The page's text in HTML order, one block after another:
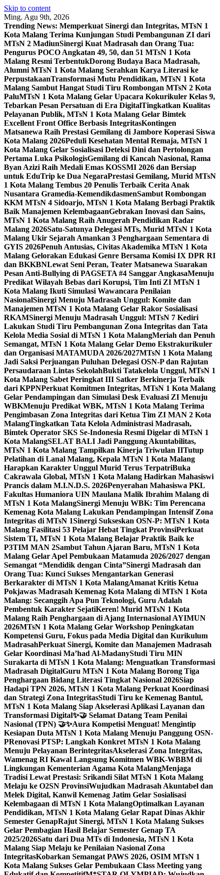
Skip to content
Ming. Agu 9th, 2026
Trending News: Memperkuat Sinergi dan Integritas, MTsN 1
Kota Malang Terima Kunjungan Studi Pembangunan ZI dari
MTsN 2 MadiunSinergi Kuat Madrasah dan Orang Tua:
Pengurus POCO Angkatan 49, 50, dan 51 MTsN 1 Kota
Malang Resmi TerbentukDorong Budaya Baca Madrasah,
Alumni MTsN 1 Kota Malang Serahkan Karya Literasi ke
PerpustakaanTransformasi Mutu Pendidikan, MTsN 1 Kota
Malang Sambut Hangat Studi Tiru Rombongan MTsN 2 Kota
PaluMTsN 1 Kota Malang Gelar Upacara Kokurikuler Kelas 9,
Tebarkan Pesan Persatuan di Era DigitalTingkatkan Kualitas
Pelayanan Publik, MTsN 1 Kota Malang Gelar Bimtek
Excellent Front Office Berbasis IntegritasKontingen
Matsanewa Raih Prestasi Gemilang di Jambore Koperasi Siswa
Kota Malang 2026Peduli Kesehatan Mental Remaja, MTsN 1
Kota Malang Gelar Sosialisasi Deteksi Dini dan Pertolongan
Pertama Luka PsikologisGemilang di Kancah Nasional, Rama
Byan Azizi Raih Medali Emas KOSSMI 2026 dan Bersiap
untuk EduTrip ke Dua NegaraPrestasi Gemilang, Murid MTsN
1 Kota Malang Tembus 20 Penulis Terbaik Cerita Anak
Nusantara Gramedia-KemendikdasmenSambut Rombongan
KKM MTsN 4 Sidoarjo, MTsN 1 Kota Malang Berbagi Praktik
Baik Manajemen KelembagaanGebrakan Inovasi dan Sains,
MTsN 1 Kota Malang Raih Anugerah Pendidikan Radar
Malang 2026Satu-Satunya Delegasi MTs, Murid MTsN 1 Kota
Malang Ukir Sejarah Amankan 3 Penghargaan Sementara di
GYIS 2026Penuh Antusias, Civitas Akademika MTsN 1 Kota
Malang Gelorakan Edukasi Genre Bersama Komisi IX DPR RI
dan BKKBNLewat Seni Peran, Teater Matsanewa Suarakan
Pesan Anti-Bullying di PAGSETA #4 Sanggar AngkasaMenuju
Predikat Wilayah Bebas dari Korupsi, Tim Inti ZI MTsN 1
Kota Malang Ikuti Simulasi Wawancara Penilaian
NasionalSinergi Menuju Madrasah Unggul: Komite dan
Manajemen MTsN 1 Kota Malang Gelar Rakor Sosialisasi
RKAMSinergi Menuju Madrasah Unggul: MTsN 7 Kediri
Lakukan Studi Tiru Pembangunan Zona Integritas dan Tata
Kelola Media Sosial di MTsN 1 Kota MalangMeriah dan Penuh
Semangat, MTsN 1 Kota Malang Gelar Demo Ekstrakurikuler
dan Organisasi MATAMUDA 2026/2027MTsN 1 Kota Malang
Jadi Saksi Perjuangan Puluhan Delegasi OSN-P dan Rajutan
Persaudaraan Lintas SekolahBukti Tatakelola Unggul, MTsN 1
Kota Malang Sabet Peringkat III Satker Berkinerja Terbaik
dari KPPNPerkuat Komitmen Integritas, MTsN 1 Kota Malang
Gelar Pendampingan dan Simulasi Desk Evaluasi ZI Menuju
WBKMenuju Predikat WBK, MTsN 1 Kota Malang Terima
Pengimbasan Zona Integritas dari Ketua Tim ZI MAN 2 Kota
MalangTingkatkan Tata Kelola Administrasi Madrasah,
Bimtek Operator SKS Se-Indonesia Resmi Digelar di MTsN 1
Kota MalangSELAT BALI Jadi Panggung Akuntabilitas,
MTsN 1 Kota Malang Tampilkan Kinerja Triwulan IITutup
Pelatihan di Lanal Malang, Kepala MTsN 1 Kota Malang
Harapkan Karakter Unggul Murid Terus TerpatriBuka
Cakrawala Global, MTsN 1 Kota Malang Hadirkan Mahasiswi
Prancis dalam M.I.N.D.S. 2026Penyerahan Mahasiswa PKL
Fakultas Humaniora UIN Maulana Malik Ibrahim Malang di
MTsN 1 Kota MalangSinergi Menuju WBK: Tim Perencana
Kemenag Kota Malang Lakukan Pendampingan Intensif Zona
Integritas di MTsN 1Sinergi Sukseskan OSN-P: MTsN 1 Kota
Malang Fasilitasi 53 Pelajar Hebat Tingkat ProvinsiPerkuat
Sistem TI, MTsN 1 Kota Malang Belajar Praktik Baik ke
P3TIM MAN 2Sambut Tahun Ajaran Baru, MTsN 1 Kota
Malang Gelar Apel Pembukaan Matamuda 2026/2027 dengan
Semangat “Mendidik dengan Cinta”Sinergi Madrasah dan
Orang Tua: Kunci Sukses Mengantarkan Generasi
Berkarakter di MTsN 1 Kota MalangAmanat Kritis Ketua
Pokjawas Madrasah Kemenag Kota Malang di MTsN 1 Kota
Malang: Secanggih Apa Pun Teknologi, Guru Adalah
Pembentuk Karakter SejatiKeren! Murid MTsN 1 Kota
Malang Raih Penghargaan di Ajang Internasional AYIMUN
2026MTsN 1 Kota Malang Gelar Workshop Peningkatan
Kompetensi Guru, Fokus pada Media Digital dan Kurikulum
MadrasahPerkuat Sinergi, Komite dan Manajemen Madrasah
Gelar Koordinasi Ma’had Al-MadanyStudi Tiru MIN
Surakarta di MTsN 1 Kota Malang: Menguatkan Transformasi
Madrasah DigitalGuru MTsN 1 Kota Malang Borong Tiga
Penghargaan Bidang Literasi Tingkat Nasional 2026Siap
Hadapi TPN 2026, MTsN 1 Kota Malang Perkuat Koordinasi
dan Strategi Zona IntegritasStudi Tiru ke Kemenag Bantul,
MTsN 1 Kota Malang Siap Akselerasi Aplikasi Layanan dan
Transformasi Digital✨🤝 Selamat Datang Team Penilai
Nasional (TPN) 🤝✨Aura Kompetisi Menguat! Mengintip
Kesiapan Duta MTsN 1 Kota Malang Menuju Panggung OSN-
PRenovasi PTSP: Langkah Konkret MTsN 1 Kota Malang
Menuju Pelayanan BerintegritasAkselerasi Zona Integritas,
Wamenag RI Kawal Langsung Komitmen WBK-WBBM di
Lingkungan Kementerian Agama Kota MalangMenjaga
Tradisi Lewat Prestasi: Srikandi Silat MTsN 1 Kota Malang
Melaju ke O2SN ProvinsiWujudkan Madrasah Akuntabel dan
Melek Digital, Kanwil Kemenag Jatim Gelar Sosialisasi
Kelembagaan di MTsN 1 Kota MalangOptimalkan Layanan
Pendidikan, MTsN 1 Kota Malang Gelar Rapat Dinas Akhir
Semester GenapRajut Sinergi, MTsN 1 Kota Malang Sukses
Gelar Pembagian Hasil Belajar Semester Genap TA
2025/2026Satu dari Dua MTs di Indonesia, MTsN 1 Kota
Malang Siap Melaju ke Penilaian Nasional Zona
IntegritasKobarkan Semangat PAWS 2026, OSIM MTsN 1
Kota Malang Sukses Gelar Pembukaan Class Meeting yang